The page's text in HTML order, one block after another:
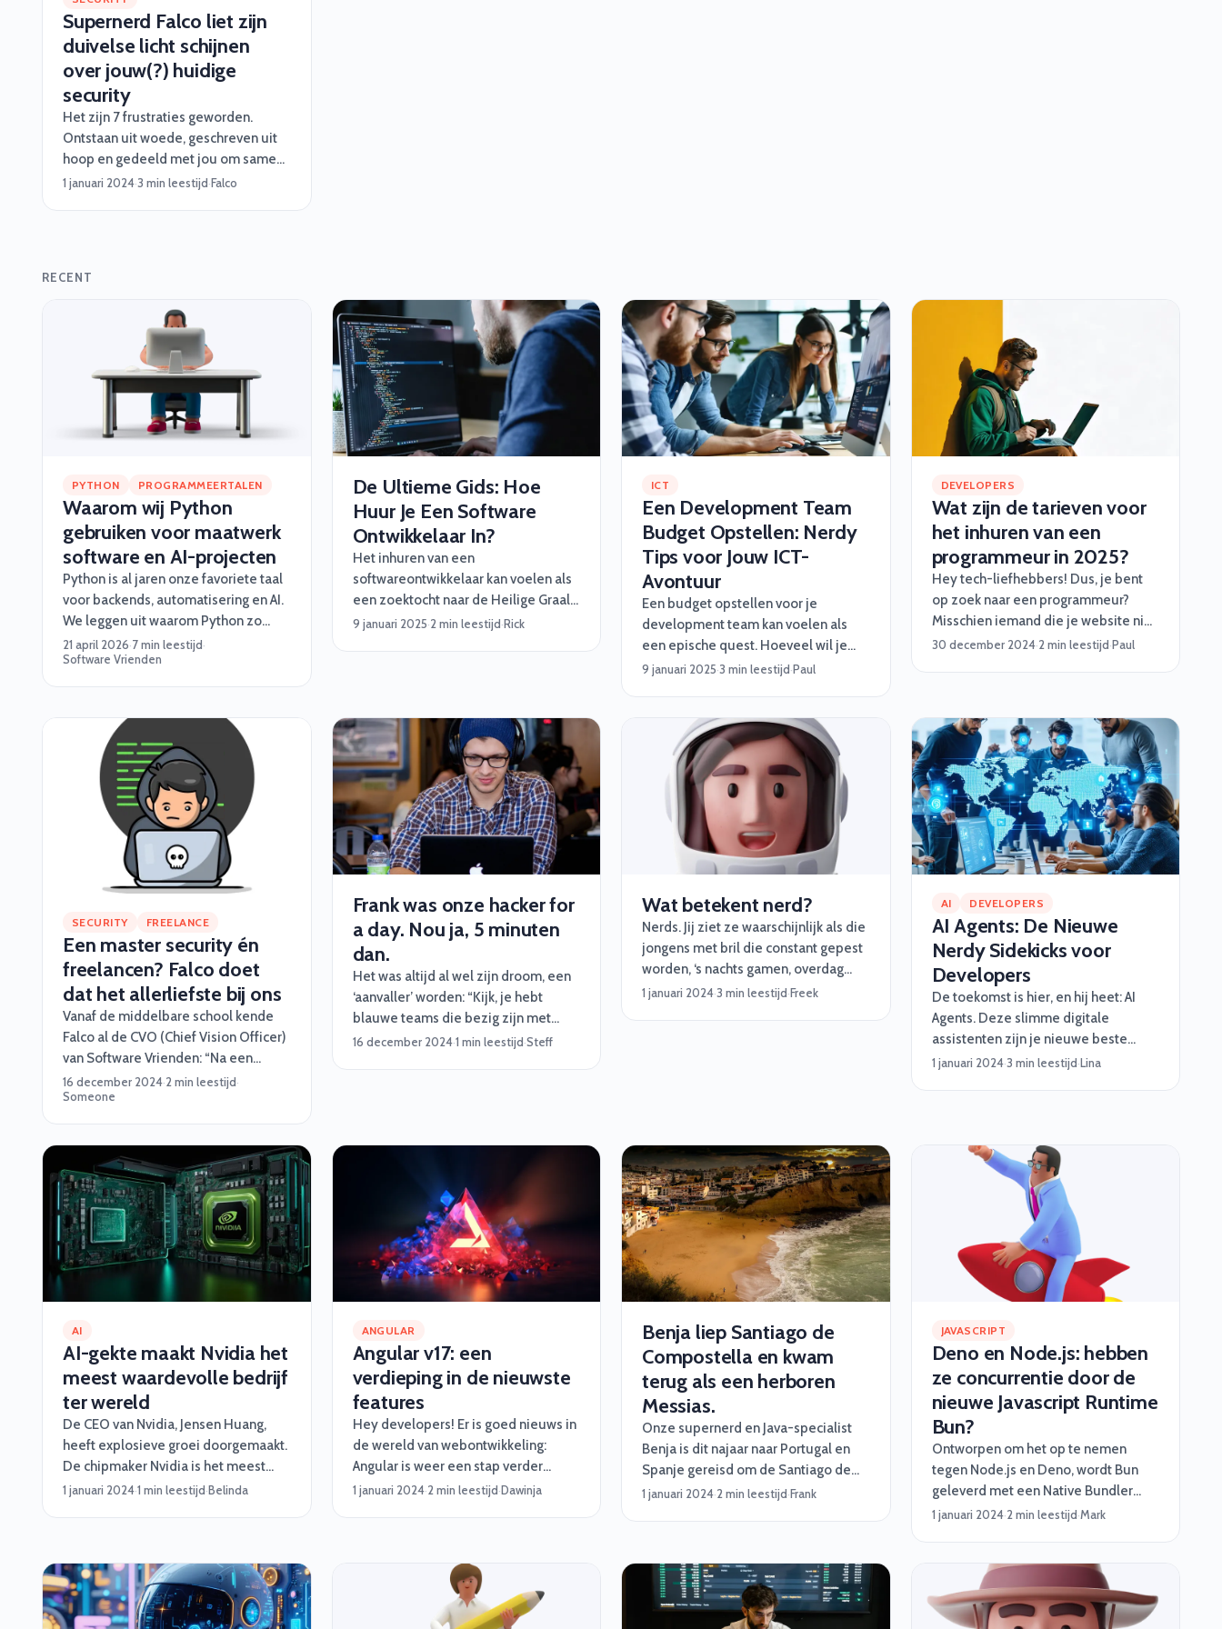
Supernerd Falco liet zijn
duivelse licht schijnen
over jouw(?) huidige
security
Het zijn 7 frustraties geworden.
Ontstaan uit woede, geschreven uit
hoop en gedeeld met jou om samen
wat te doen tegen alles en iedereen
1 januari 2024·3 min leestijd·Falco
RECENT
PYTHON PROGRAMMEERTALEN
Waarom wij Python
gebruiken voor maatwerk
software en AI-projecten
Python is al jaren onze favoriete taal
voor backends, automatisering en AI.
We leggen uit waarom Python zo
goed werkt voor maatwerk software,
en wanneer je beter iets anders kiest.
21 april 2026·7 min leestijd·
Software Vrienden
De Ultieme Gids: Hoe
Huur Je Een Software
Ontwikkelaar In?
Het inhuren van een
softwareontwikkelaar kan voelen als
een zoektocht naar de Heilige Graal
(of op z’n minst naar die ene sok die
grappige inzichten en een beetje
octopus-magic :)
9 januari 2025·2 min leestijd·Rick
ICT
Een Development Team
Budget Opstellen: Nerdy
Tips voor Jouw ICT-
Avontuur
Een budget opstellen voor je
development team kan voelen als
een epische quest. Hoeveel wil je
uitgeven? Welke nerds heb je nodig?
paniek! Software Vrienden helpt je
met slimme, praktische én vooral
nerdy tips om jouw project soepel te
laten verlopen. Of je nu een medior
developer, een functioneel
beheerder, of een cyber security
specialist nodig hebt, met een goed
budget ben je al halverwege. 🎮Stap
1: Begin met je missie (de
projectdoelen)
9 januari 2025·3 min leestijd·Paul
DEVELOPERS
Wat zijn de tarieven voor
het inhuren van een
programmeur in 2025?
Hey tech-liefhebbers! Dus, je bent
op zoek naar een programmeur?
Misschien iemand die je website niet
alleen mooi maakt, maar ook snapt
qua kosten in 2025, want ja, talent
kost wat.
30 december 2024·2 min leestijd·Paul
SECURITY FREELANCE
Een master security én
freelancen? Falco doet
dat het allerliefste bij ons
Vanaf de middelbare school kende
Falco al de CVO (Chief Vision Officer)
van Software Vrienden: “Na een
studie Informatica deden we al snel
veel mooie projecten samen,
langzaamaan rolde ik vanzelf
eigenlijk bij Software Vrienden
binnen. Dat begon eerst met wat
hackathons en later wat grotere
opdrachten.”
16 december 2024·2 min leestijd·
Someone
Frank was onze hacker for
a day. Nou ja, 5 minuten
dan.
Het was altijd al wel zijn droom, een
‘aanvaller’ worden: “Kijk, je hebt
blauwe teams die bezig zijn met
voorkomen en rode teams die
16 december 2024·1 min leestijd·Steff
Wat betekent nerd?
Nerds. Jij ziet ze waarschijnlijk als die
jongens met bril die constant gepest
worden, ‘s nachts gamen, overdag
klussen aan computers, ‘s ochtends
ook zo onze redenen voor. In totaal 6.
Komen ze!
1 januari 2024·3 min leestijd·Freek
AI DEVELOPERS
AI Agents: De Nieuwe
Nerdy Sidekicks voor
Developers
De toekomst is hier, en hij heet: AI
Agents. Deze slimme digitale
assistenten zijn je nieuwe beste
vrienden in softwareontwikkeling. Ze
fixen van rommelige code – deze
nerdy sidekicks hebben jouw back.
Maar wat zijn AI Agents precies, wat
kunnen ze, en waarom zijn ze een
gamechanger voor developers? Let’s
dive in!
1 januari 2024·3 min leestijd·Lina
AI
AI-gekte maakt Nvidia het
meest waardevolle bedrijf
ter wereld
De CEO van Nvidia, Jensen Huang,
heeft explosieve groei doorgemaakt.
De chipmaker Nvidia is het meest
waardevolle bedrijf ter wereld
1 januari 2024·1 min leestijd·Belinda
ANGULAR
Angular v17: een
verdieping in de nieuwste
features
Hey developers! Er is goed nieuws in
de wereld van webontwikkeling:
Angular is weer een stap verder
gegaan met de release van versie 17.
dynamische webapplicaties. Maar
met de nieuwste versie zijn er een
aantal geweldige verbeteringen die
1 januari 2024·2 min leestijd·Dawinja
Benja liep Santiago de
Compostella en kwam
terug als een herboren
Messias.
Onze supernerd en Java-specialist
Benja is dit najaar naar Portugal en
Spanje gereisd om de Santiago de
Compostella af te leggen. Een
heeft opgeleverd.
1 januari 2024·2 min leestijd·Frank
JAVASCRIPT
Deno en Node.js: hebben
ze concurrentie door de
nieuwe Javascript Runtime
Bun?
Ontworpen om het op te nemen
tegen Node.js en Deno, wordt Bun
geleverd met een Native Bundler
voor het combineren van meerdere
Runner die in staat is om repetitieve
taken af te handelen. Bovendien zit
er ook een Transpiler bij. Deze
1 januari 2024·2 min leestijd·Mark